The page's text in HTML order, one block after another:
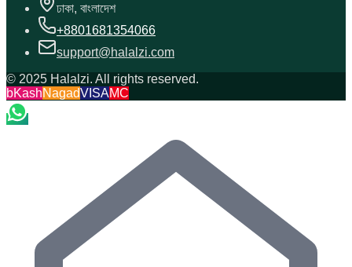
ঢাকা, বাংলাদেশ
+8801681354066
support@halalzi.com
© 2025 Halalzi. All rights reserved.
bKashNagadVISAMC